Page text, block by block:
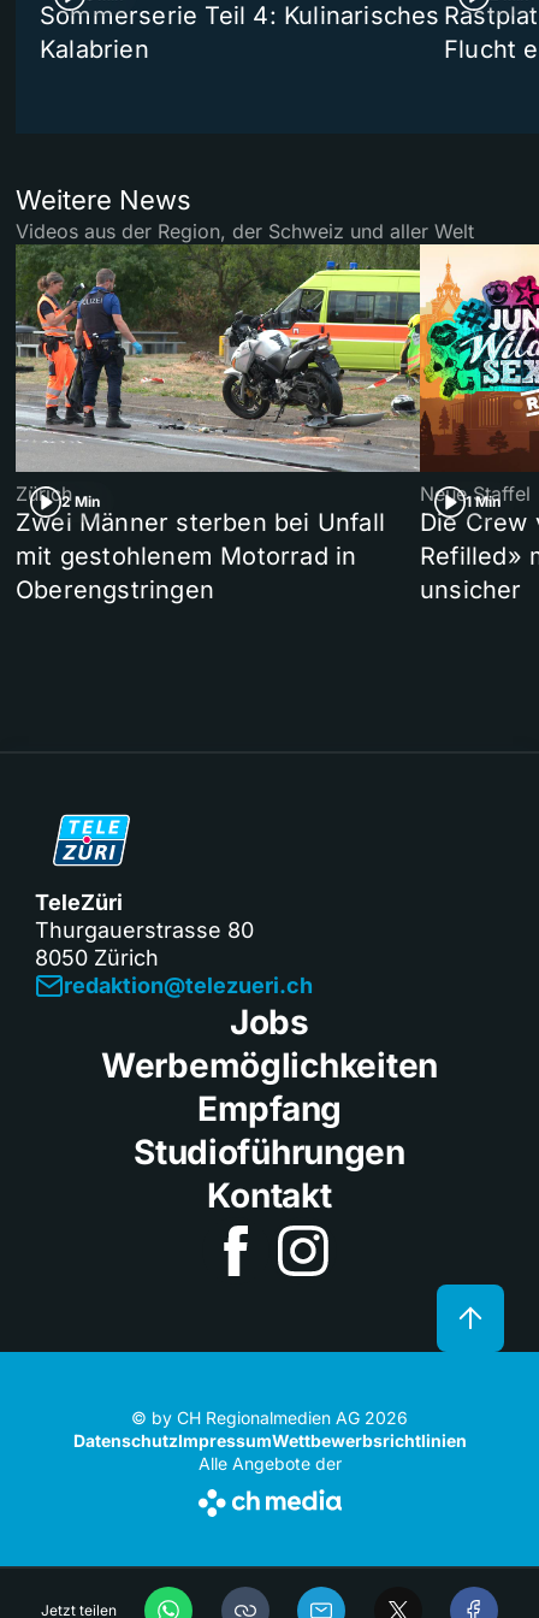
Jetzt teilen
Sommerserie Teil 4: Kulinarisches
Kalabrien
Flucht
Weitere News
Videos aus der Region, der Schweiz und aller Welt
2 Min
Zürich
Zwei Männer sterben bei Unfall
mit gestohlenem Motorrad in
Oberengstringen
1 Min
Neue Staffel
Die Crew
Refilled»
unsicher
TeleZüri
Thurgauerstrasse 80
8050 Zürich
redaktion@telezueri.ch
Jobs
Werbemöglichkeiten
Empfang
Studioführungen
Kontakt
© by CH Regionalmedien AG 2026
DatenschutzImpressumWettbewerbsrichtlinien
Alle Angebote der